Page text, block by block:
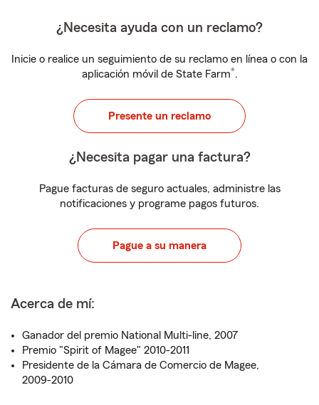
¿Necesita ayuda con un reclamo?
Inicie o realice un seguimiento de su reclamo en línea o con la
aplicación móvil de State Farm®.
Presente un reclamo
¿Necesita pagar una factura?
Pague facturas de seguro actuales, administre las
notificaciones y programe pagos futuros.
Pague a su manera
Acerca de mí:
Ganador del premio National Multi-line, 2007
Premio "Spirit of Magee" 2010-2011
Presidente de la Cámara de Comercio de Magee,
2009-2010